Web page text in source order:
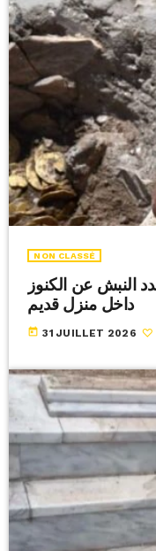
NON CLASSÉ
بصدد النبش عن الكنوز
داخل منزل قديم
today 31 JUILLET 2026